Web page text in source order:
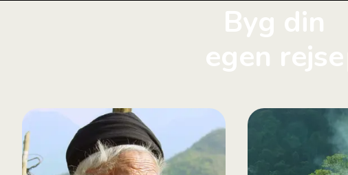
Byg din
egen rejse